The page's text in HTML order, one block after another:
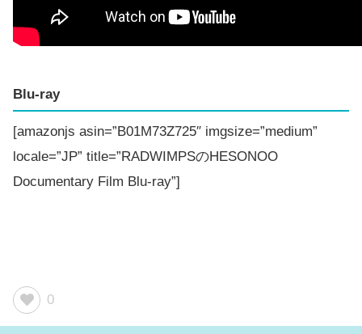
Blu-ray
[amazonjs asin=”B01M73Z725″ imgsize=”medium”
locale=”JP” title=”RADWIMPSのHESONOO
Documentary Film Blu-ray”]
0